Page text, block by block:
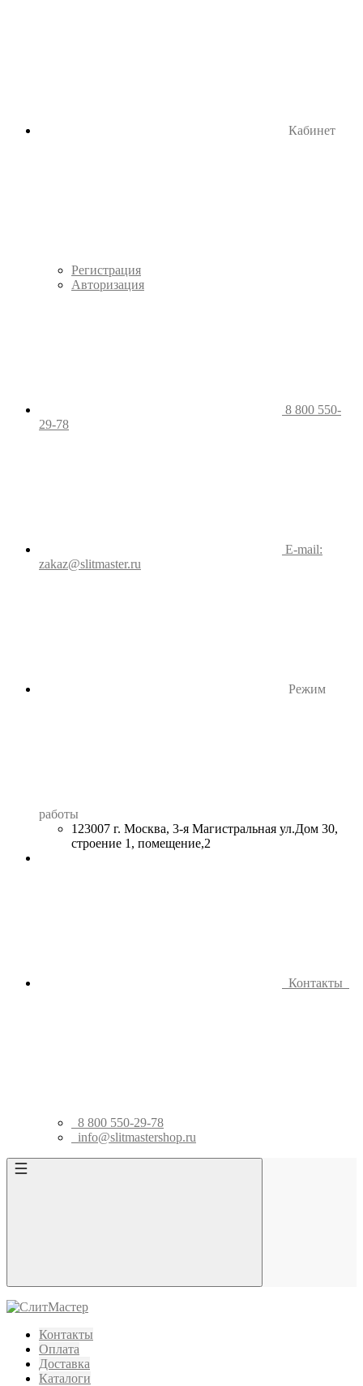
Кабинет
Регистрация
Авторизация
8 800 550-
29-78
E-mail:
zakaz@slitmaster.ru
Режим
работы
123007 г. Москва, 3-я Магистральная ул.Дом 30,
строение 1, помещение,2
Контакты
8 800 550-29-78
info@slitmastershop.ru
Контакты
Оплата
Доставка
Каталоги